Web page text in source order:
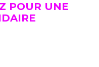
POUR UNE